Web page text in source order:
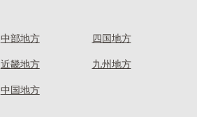
中部地方
近畿地方
中国地方
四国地方
九州地方